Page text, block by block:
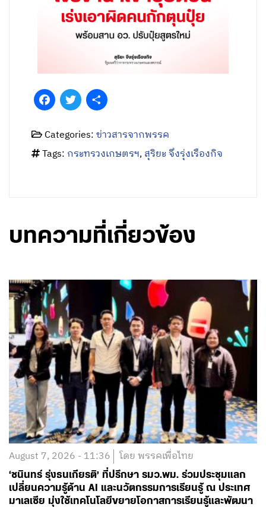
FacebookTwitter
Categories:ข่าวสารจากพรรค
Tags: กระทรวงเกษตรฯ,สุริยะ จึงรุ่งเรืองกิจ
บทความที่เกี่ยวข้อง
August 7, 2026 - 11:36 โดย พรรคเพื่อไทย
‘ชนินทร์ รุ่งธนเกียรติ’ ที่ปรึกษา รมว.พม. ร่วมประชุมแลก
เปลี่ยนความรู้ด้าน AI และนวัตกรรมการเรียนรู้ ณ ประเทศ
มาเลเซีย มุ่งใช้เทคโนโลยีขยายโอกาสการเรียนรู้และพัฒนา